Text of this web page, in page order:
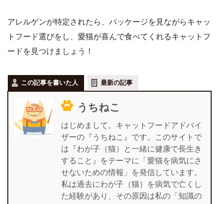
アレルゲンが特定されたら、パッケージを見ながらキャッ
トフード選びをし、愛猫が喜んで食べてくれるキャットフ
ードを見つけましょう！
この記事を書いた人 最新の記事
うちねこ
はじめまして。キャットフードアドバイ
ザーの『うちねこ』です。このサイトで
は『わが子（猫）と一緒に健康で長生き
すること』をテーマに「愛猫を病気にさ
せないための情報」を発信しています。
私は過去にわが子（猫）を病気で亡くし
た経験があり、その原因は私の「知識の